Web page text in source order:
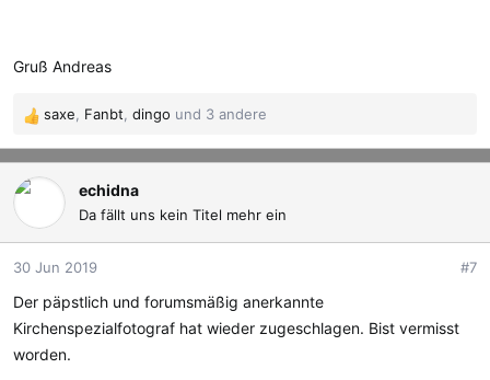
Gruß Andreas
R
e
a
k
n
e
n
saxe Fanbt dingo und 3 andere
echidna
Da fällt uns kein Titel mehr ein
30 Jun 2019 #7
Der päpstlich und forumsmäßig anerkannte
Kirchenspezialfotograf hat wieder zugeschlagen. Bist vermisst
worden.